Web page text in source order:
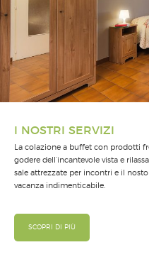
I NOSTRI SERVIZI
La colazione a buffet con prodotti
godere dell’incantevole vista e
sale attrezzate per incontri e il
vacanza indimenticabile.
SCOPRI DI PIÙ